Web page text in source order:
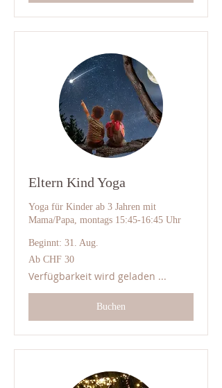
Eltern Kind Yoga
Yoga für Kinder ab 3 Jahren mit
Mama/Papa, montags 15:45-16:45 Uhr
Beginnt: 31. Aug.
Ab
30
Schweizer
Franken
Ab CHF 30
Verfügbarkeit wird geladen ...
Buchen